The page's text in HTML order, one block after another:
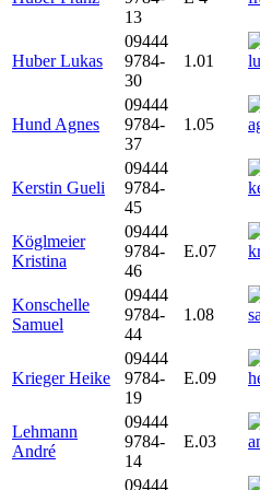
13
Huber Lukas
09444
9784-
30
1.01
Hund Agnes
09444
9784-
37
1.05
Kerstin Gueli
09444
9784-
45
Köglmeier
Kristina
09444
9784-
46
E.07
Konschelle
Samuel
09444
9784-
44
1.08
Krieger Heike
09444
9784-
19
E.09
Lehmann
André
09444
9784-
14
E.03
09444